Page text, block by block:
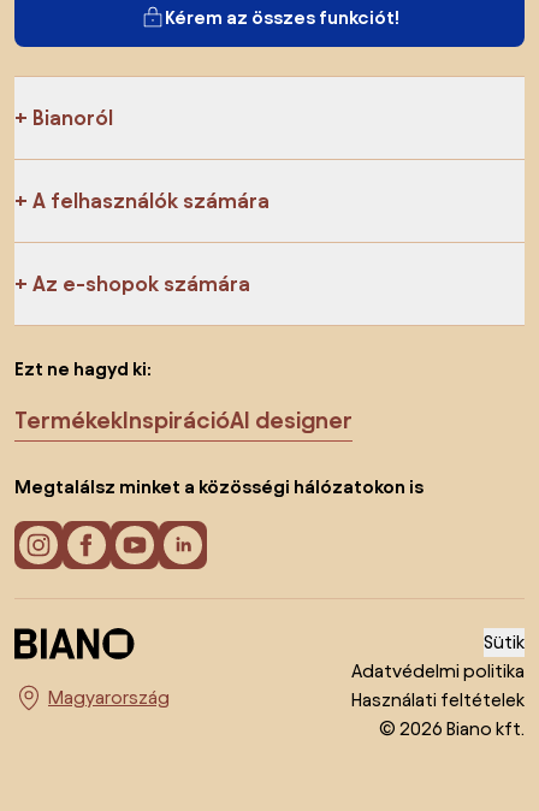
Kérem az összes funkciót!
Bianoról
A felhasználók számára
Az e-shopok számára
Ezt ne hagyd ki:
TermékekInspirációAI designer
Megtalálsz minket a közösségi hálózatokon is
Ország megváltoztatása
Sütik
Adatvédelmi politika
Használati feltételek
© 2026 Biano kft.